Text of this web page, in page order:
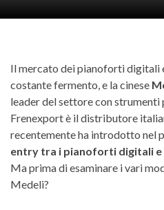
Il mercato dei pianoforti digitali
costante fermento, e la cinese
leader del settore con strumenti
Frenexport è il distributore
recentemente ha introdotto nel
entry tra i pianoforti digitali
Ma prima di esaminare i vari
Medeli?